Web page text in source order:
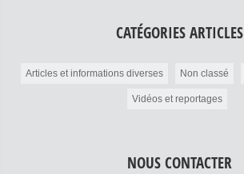
CATÉGORIES ARTICLES
Articles et informations diverses Non classé
Vidéos et reportages
NOUS CONTACTER